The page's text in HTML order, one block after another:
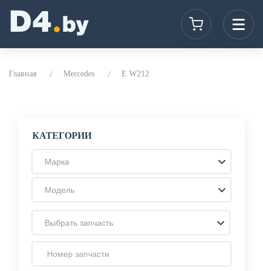
Главная Mercedes E W212
КАТЕГОРИИ
Марка
Модель
Выбрать запчасть